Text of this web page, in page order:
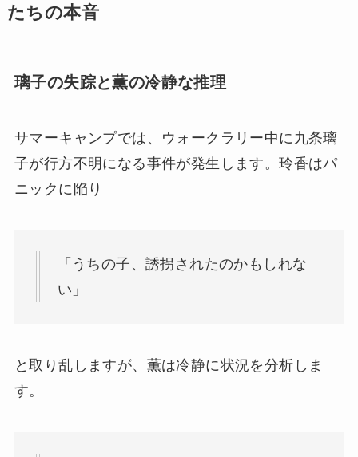
たちの本音
璃子の失踪と薫の冷静な推理
サマーキャンプでは、ウォークラリー中に九条璃
子が行方不明になる事件が発生します。玲香はパ
ニックに陥り
「うちの子、誘拐されたのかもしれな
い」
と取り乱しますが、薫は冷静に状況を分析しま
す。